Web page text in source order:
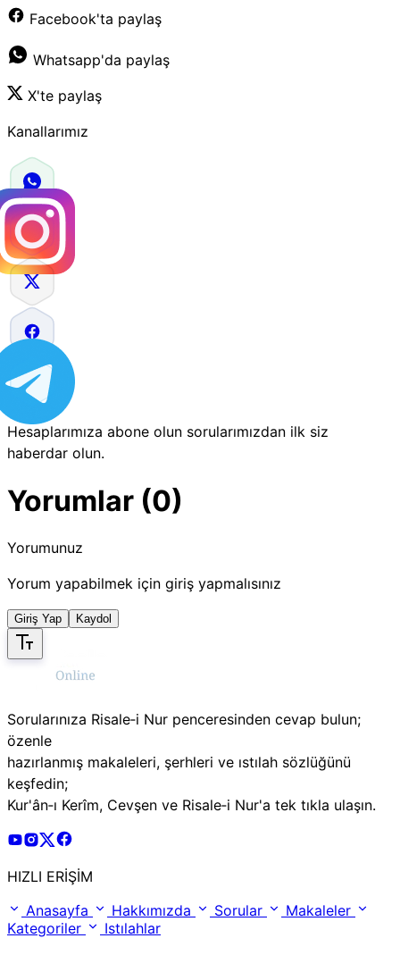
Facebook'ta paylaş
Whatsapp'da paylaş
X'te paylaş
Kanallarımız
Hesaplarımıza abone olun sorularımızdan ilk siz
haberdar olun.
Yorumlar (0)
Yorumunuz
Yorum yapabilmek için giriş yapmalısınız
Giriş Yap Kaydol
Sorularınıza Risale‑i Nur penceresinden cevap bulun;
özenle
hazırlanmış makaleleri, şerhleri ve ıstılah sözlüğünü
keşfedin;
Kur'ân‑ı Kerîm, Cevşen ve Risale‑i Nur'a tek tıkla ulaşın.
Risale Online Youtube Hesabı
Risale Online Instagram Hesabı
Risale Online X Hesabı
HIZLI ERİŞİM
Anasayfa
Hakkımızda Sorular
Makaleler
Kategoriler
Istılahlar